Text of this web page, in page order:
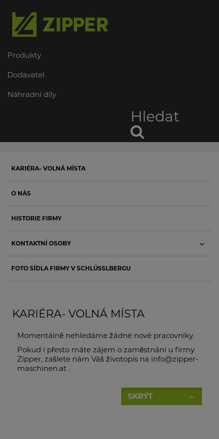
Produkty
Dodavatel
Náhradní díly
Hledat
KARIÉRA- VOLNÁ MÍSTA
Momentálně nehledáme žádné nové pracovníky.
Pokud i přesto máte zájem o zaměstnání u firmy
Zipper, zašlete nám Váš životopis na info@zipper-
maschinen.at .
SKRÝT
KARIÉRA- VOLNÁ MÍSTA
O NÁS
HISTORIE FIRMY
KONTAKTNÍ OSOBY
FOTO SÍDLA FIRMY V SCHLÜSSLBERGU